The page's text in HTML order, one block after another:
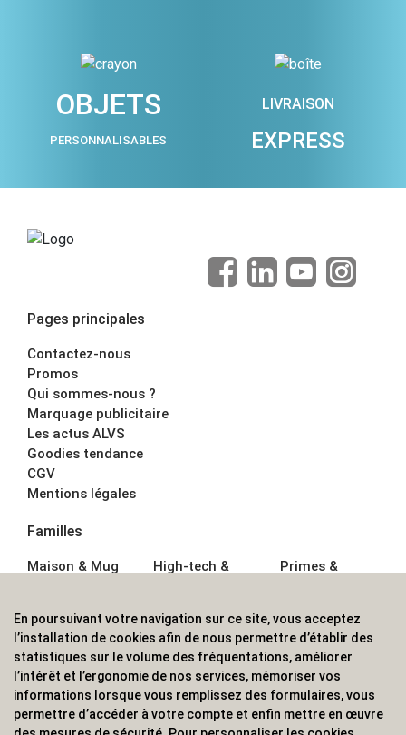
OBJETS
PERSONNALISABLES
LIVRAISON
EXPRESS
Pages principales
Contactez-nous
Promos
Qui sommes-nous ?
Marquage publicitaire
Les actus ALVS
Goodies tendance
CGV
Mentions légales
Familles
Maison & Mug
Écriture
Bagagerie sacs
High-tech &
Sport &
Outdoor
Enfant
Primes &
Boisson
Textile &
Casquette
Accessoires de
bureau
En poursuivant votre navigation sur ce site, vous acceptez
l’installation de cookies afin de nous permettre d’établir des
statistiques sur le volume des fréquentations, améliorer
l’intérêt et l’ergonomie de nos services, mémoriser vos
informations lorsque vous remplissez des formulaires, vous
permettre d’accéder à votre compte et enfin mettre en œuvre